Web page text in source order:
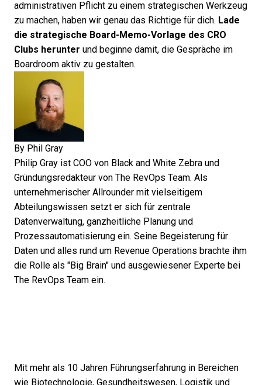
administrativen Pflicht zu einem strategischen Werkzeug
zu machen, haben wir genau das Richtige für dich. Lade
die strategische Board-Memo-Vorlage des CRO
Clubs herunter und beginne damit, die Gespräche im
Boardroom aktiv zu gestalten.
By Phil Gray
Philip Gray ist COO von Black and White Zebra und
Gründungsredakteur von The RevOps Team. Als
unternehmerischer Allrounder mit vielseitigem
Abteilungswissen setzt er sich für zentrale
Datenverwaltung, ganzheitliche Planung und
Prozessautomatisierung ein. Seine Begeisterung für
Daten und alles rund um Revenue Operations brachte ihm
die Rolle als "Big Brain" und ausgewiesener Experte bei
The RevOps Team ein.
Mit mehr als 10 Jahren Führungserfahrung in Bereichen
wie Biotechnologie, Gesundheitswesen, Logistik und